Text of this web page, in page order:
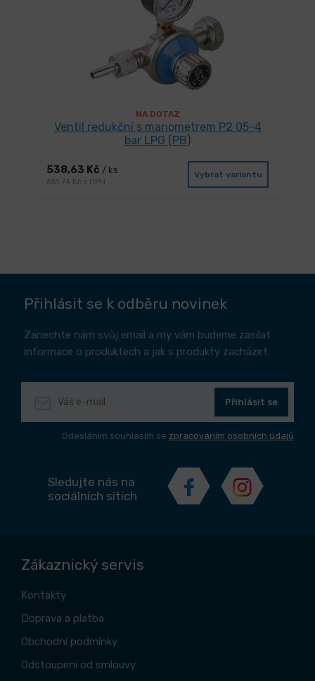
NA DOTAZ
Ventil redukční s manometrem P2 05-4
bar LPG (PB)
538,63 Kč / ks
651,74 Kč s DPH
Vybrat variantu
Přihlásit se k odběru novinek
Zanechte nám svůj email a my vám budeme zasílat
informace o produktech a jak s produkty zacházet.
Přihlásit se
Odesláním souhlasím se zpracováním osobních údajů
Sledujte nás na
sociálních sítích
Zákaznický servis
Kontakty
Doprava a platba
Obchodní podmínky
Odstoupení od smlouvy